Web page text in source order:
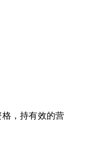
，持有效的营